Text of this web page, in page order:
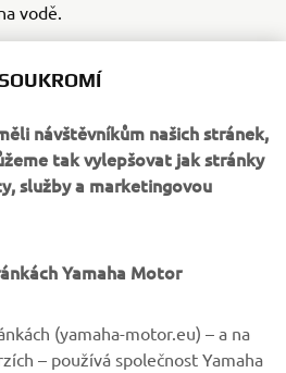
vodě.
mnohem více než jen
symbolem společných hodnot,
inovace, díky nimž technologie
posouvat hranice možností,
pod tlakem a soutěžit na
regatou v Cagliari na
vedoucí až k finále
návštěvníkům našich stránek,
tak vylepšovat jak stránky
služby a marketingovou
Yamaha Motor
(yamaha-motor.eu) – a na
– používá společnost Yamaha